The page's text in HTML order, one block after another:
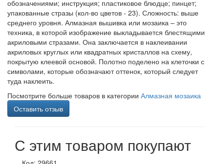
обозначениями; инструкция; пластиковое блюдце; пинцет;
упакованные стразы (кол-во цветов - 23). Сложность: выше
среднего уровня. Алмазная вышивка или мозаика – это
техника, в которой изображение выкладывается блестящими
акриловыми стразами. Она заключается в наклеивании
акриловых круглых или квадратных кристаллов на схему,
покрытую клеевой основой. Полотно поделено на клеточки с
символами, которые обозначают оттенок, который следует
туда наклеить.
Посмотрите больше товаров в категории Алмазная мозаика
Оставить отзыв
С этим товаром покупают